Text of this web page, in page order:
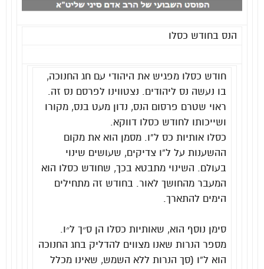
הנס בחודש כסלו
חודש כסלו מפגיש את היהודי עם חג החנוכה,
בו נעשה נס ליהודים. נצטווינו לפרסם נס זה.
ראוי שטרם פרסום הנס, נדון מעט בנס, מקורו
ושייכותו לחודש כסלו דווקא.
כסלו אותיות כס ל”ו. מסמן הוא את מקום
ההשענות על ל”ו צדיקים, שעושים שינוי
בעולם. השינוי מתבטא בכך, שחודש כסלו הוא
המעבר מהחושך לאור. בחודש זה מתחילים
הימים להתארך.
סימן נוסף הוא, שאותיות כסלו הן ס״ך ל״ו.
מספר הנרות שאנו מצווים להדליק בחג החנוכה
הוא ל”ו (סך הנרות ללא השמש, שאינו מכלל